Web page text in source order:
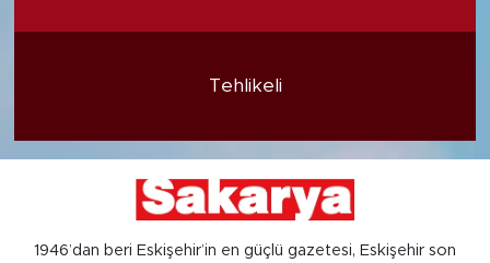
Tehlikeli
1946’dan beri Eskişehir’in en güçlü gazetesi, Eskişehir son